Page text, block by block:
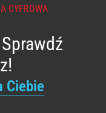
CYFROWA
Ciebie